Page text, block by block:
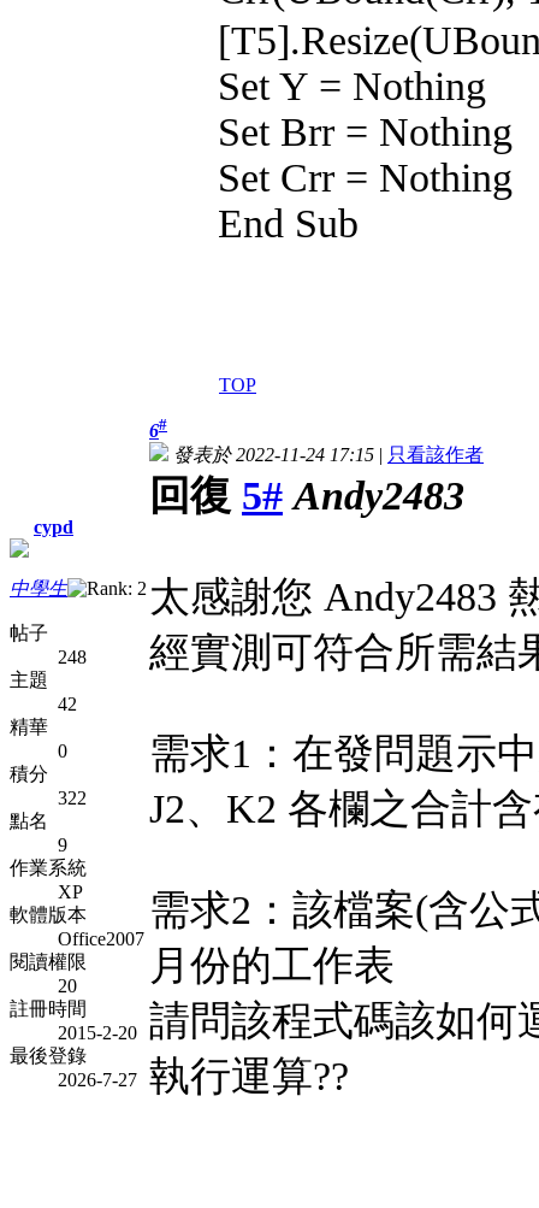
Set Y = Nothing
Set Brr = Nothing
Set Crr = Nothing
End Sub
TOP
cypd
中學生
帖子
248
主題
42
精華
0
積分
322
點名
9
作業系統
XP
軟體版本
Office2007
閱讀權限
20
註冊時間
2015-2-20
最後登錄
2026-7-27
6#
發表於 2022-11-24 17:15 | 只看該作者
回復 5# Andy2483
太感謝您 Andy2483
經實測可符合所需
需求1：在發問題示
J2、K2 各欄之合計
需求2：該檔案(含公
月份的工作表
請問該程式碼該如何
執行運算??